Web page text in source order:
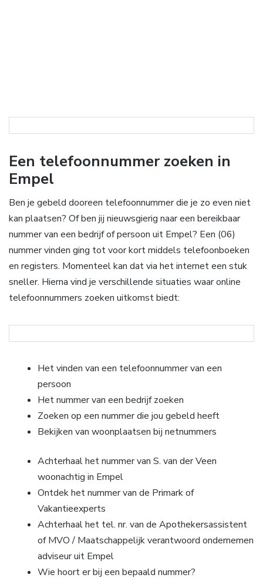
Een telefoonnummer zoeken in
Empel
Ben je gebeld dooreen telefoonnummer die je zo even niet
kan plaatsen? Of ben jij nieuwsgierig naar een bereikbaar
nummer van een bedrijf of persoon uit Empel? Een (06)
nummer vinden ging tot voor kort middels telefoonboeken
en registers. Momenteel kan dat via het internet een stuk
sneller. Hierna vind je verschillende situaties waar online
telefoonnummers zoeken uitkomst biedt:
Het vinden van een telefoonnummer van een
persoon
Het nummer van een bedrijf zoeken
Zoeken op een nummer die jou gebeld heeft
Bekijken van woonplaatsen bij netnummers
Achterhaal het nummer van S. van der Veen
woonachtig in Empel
Ontdek het nummer van de Primark of
Vakantieexperts
Achterhaal het tel. nr. van de Apothekersassistent
of MVO / Maatschappelijk verantwoord ondernemen
adviseur uit Empel
Wie hoort er bij een bepaald nummer?